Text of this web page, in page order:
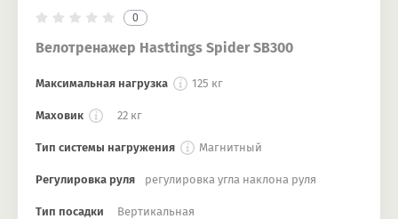
0
Велотренажер Hasttings Spider SB300
Максимальная нагрузка 125 кг
Маховик 22 кг
Тип системы нагружения Магнитный
Регулировка руля регулировка угла наклона руля
Тип посадки Вертикальная